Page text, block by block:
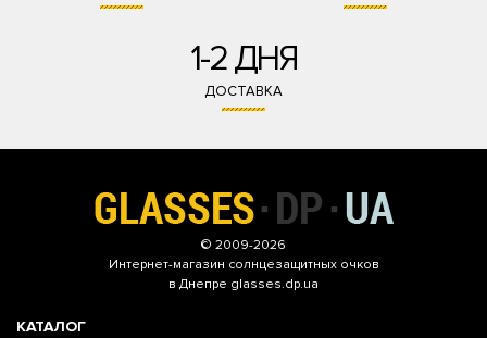
1-2 ДНЯ
ДОСТАВКА
© 2009-2026
Интернет-магазин солнцезащитных очков
в Днепре glasses.dp.ua
КАТАЛОГ